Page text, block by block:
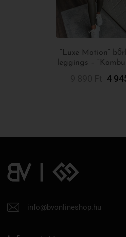
Opciók
“Luxe Motion”
leggings – “Kombu
4
info@bvonlineshop.hu